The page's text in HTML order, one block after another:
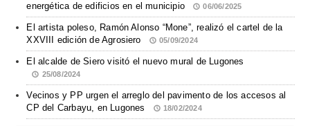
energética de edificios en el municipio
06/06/2025
El artista poleso, Ramón Alonso “Mone”, realizó el cartel de la
XXVIII edición de Agrosiero
05/09/2024
El alcalde de Siero visitó el nuevo mural de Lugones
25/08/2024
Vecinos y PP urgen el arreglo del pavimento de los accesos al
CP del Carbayu, en Lugones
18/02/2024